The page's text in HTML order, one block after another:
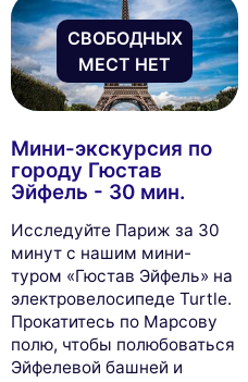
СВОБОДНЫХ
МЕСТ НЕТ
Мини-экскурсия по
городу Гюстав
Эйфель - 30 мин.
Исследуйте Париж за 30
минут с нашим мини-
туром «Гюстав Эйфель» на
электровелосипеде Turtle.
Прокатитесь по Марсову
полю, чтобы полюбоваться
Эйфелевой башней и